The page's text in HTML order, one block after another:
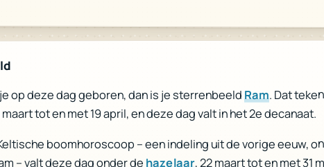
op deze dag geboren, dan is je sterrenbeeld Ram. Dat
maart tot en met 19 april, en deze dag valt in het 2e decanaat.
boomhoroscoop – een indeling uit de vorige eeuw,
– valt deze dag onder de hazelaar, 22 maart tot en met 31